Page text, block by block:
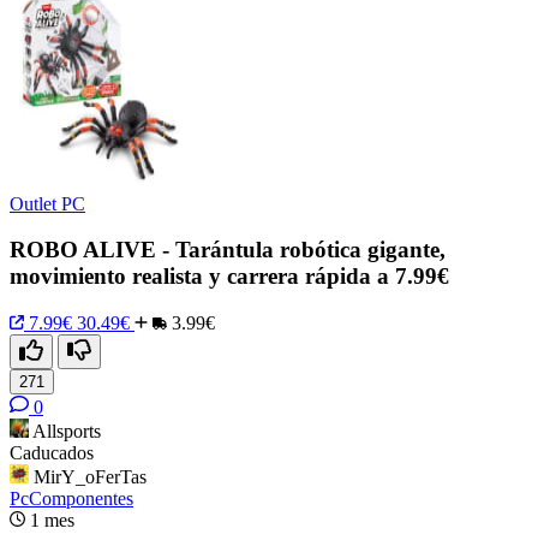
Outlet PC
ROBO ALIVE - Tarántula robótica gigante,
movimiento realista y carrera rápida a 7.99€
7.99€ 30.49€ 3.99€
271
0
Allsports
Caducados
MirY_oFerTas
PcComponentes
1 mes